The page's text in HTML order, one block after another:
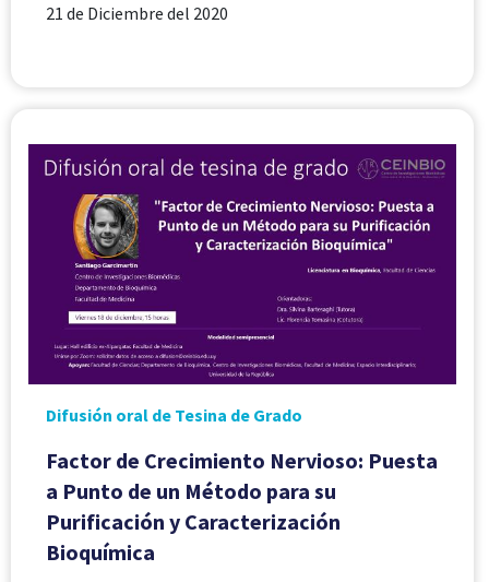
21 de Diciembre del 2020
Difusión oral de Tesina de Grado
Factor de Crecimiento Nervioso: Puesta
a Punto de un Método para su
Purificación y Caracterización
Bioquímica